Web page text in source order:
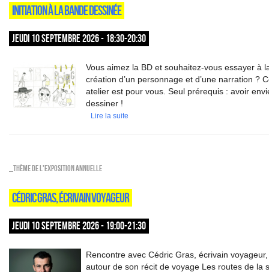
INITIATION À LA BANDE DESSINÉE
JEUDI 10 SEPTEMBRE 2026 - 18:30-20:30
Vous aimez la BD et souhaitez-vous essayer à
création d’un personnage et d’une narration ?
atelier est pour vous. Seul prérequis : avoir
dessiner !
Lire la suite
_Thème de l'exposition annuelle
CÉDRIC GRAS, ÉCRIVAIN VOYAGEUR
JEUDI 10 SEPTEMBRE 2026 - 19:00-21:30
Rencontre avec Cédric Gras, écrivain voyageur,
autour de son récit de voyage Les routes de la